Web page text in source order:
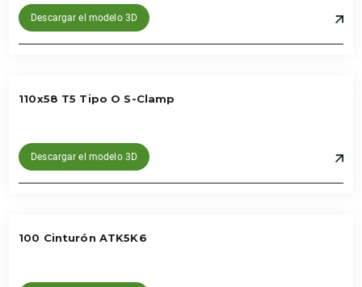
Descargar el modelo 3D
110x58 T5 Tipo O S-Clamp
Descargar el modelo 3D
100 Cinturón ATK5K6